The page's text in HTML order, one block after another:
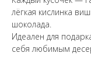
лёгкая кислинка
шоколада.
Идеален для
себя любимым